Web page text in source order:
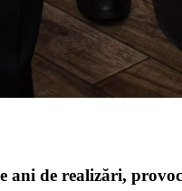
ani de realizări,